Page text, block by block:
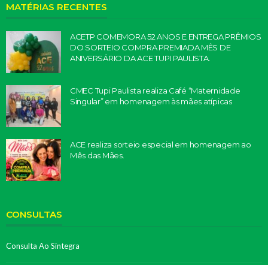
MATÉRIAS RECENTES
ACETP COMEMORA 52 ANOS E ENTREGA PRÊMIOS
DO SORTEIO COMPRA PREMIADA MÊS DE
ANIVERSÁRIO DA ACE TUPI PAULISTA.
CMEC Tupi Paulista realiza Café “Maternidade
Singular” em homenagem às mães atípicas
ACE realiza sorteio especial em homenagem ao
Mês das Mães.
CONSULTAS
Consulta Ao Sintegra